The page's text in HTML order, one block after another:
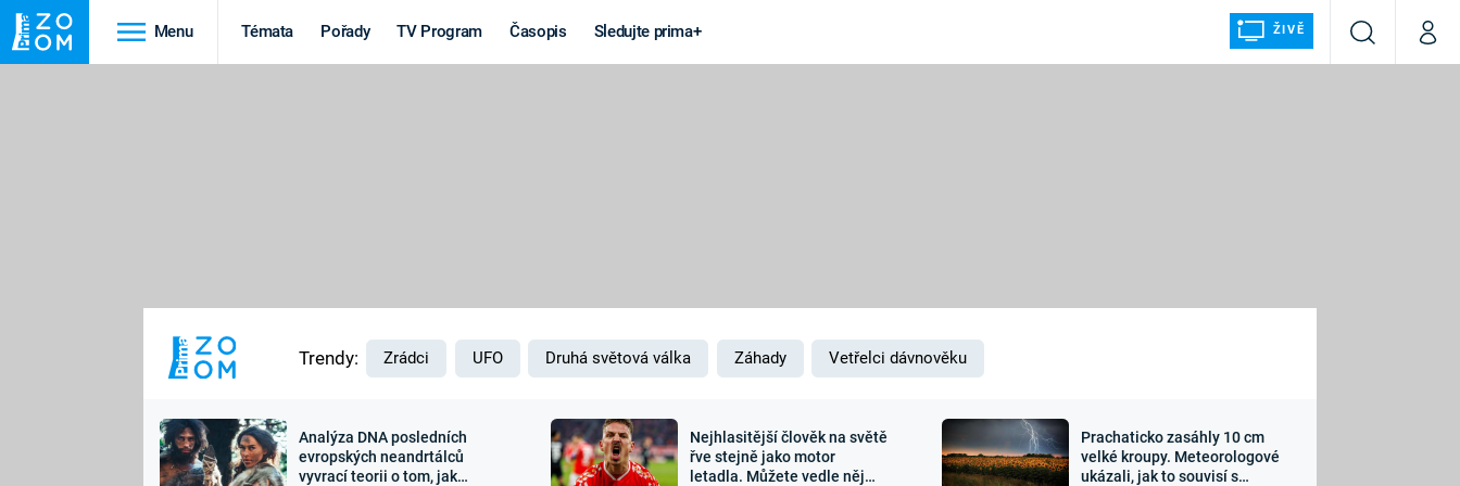
Menu Témata Pořady TV Program Časopis Sledujte prima+ ŽIVĚ
VyhledáváníMůj
MARS
Výročí
Záhady a
Zajímavosti Sledujte nás
Trendy: Zrádci UFO Druhá světová válka Záhady Vetřelci dávnověku
Analýza DNA posledních
evropských neandrtálců
vyvrací teorii o tom, jak
Nejhlasitější člověk na světě
řve stejně jako motor
letadla. Můžete vedle něj
Prachaticko zasáhly 10 cm
velké kroupy. Meteorologové
ukázali, jak to souvisí s